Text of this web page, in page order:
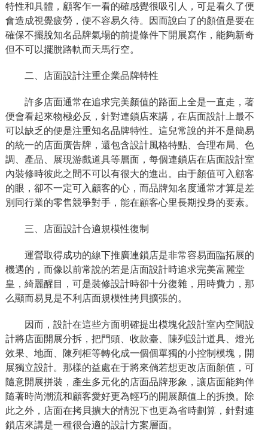
特性和具體，顧客乍一看的確感覺很吸引人，可是看久了便
會造成視覺疲勞，便不容易久待。因而說白了的顏值是要在
確保不擺脫知名品牌氣場的前提條件下開展寫作，能夠新奇
但不可以擺脫路軌而天馬行空。
二、店面設計注重企業品牌特性
許多店面通常在追求完美顏值的路面上全是一直走，著
便會看起來物極必反，針對連鎖店來講，在店面設計上最不
可以缺乏的便是注重知名品牌特性。這兒常說的并不是簡易
的統一的店面廣告牌，還包含設計風格特點、合理布局、色
調、產品、展現游戲道具等層面，每個連鎖店在店面設計室
內裝修時彼此之間不可以有很大的進出。由于顏值可入顧客
的眼，卻不一定可入顧客的心，而品牌知名度通常才算是差
別同行業的零售競爭對手，能在顧客心里長期投身的要素。
三、店面設計合適規模性復制
運營取得成功的線下推廣連鎖店是非常容易面臨拓展的
機遇的，而像以前常說的若是店面設計時追求完美富麗堂
皇，綺麗醒目，可是裝修設計時卻十分復雜，用時費力，那
么顯而易見是不利店面規模性拷貝擴張的。
因而，設計在這些方面明確提出模塊化設計室內空間設
計將店面開展分拆，把門頭、收款臺、陳列設計道具、燈光
效果、地面、陳列柜等轉化成一個個單獨的小控制模塊，開
展獨立設計。那樣的益處在于將來倘若想更改店面顏值，可
隨意開展拼裝，產生多元化的店面品牌形象，讓店面能夠伴
隨著時尚潮流和顧客愛好更為輕巧的開展顏值上的拆換。除
此之外，店面在拷貝擴大的情況下也更為省時劃算，針對連
鎖店來講是一種很合適的設計方案層面。